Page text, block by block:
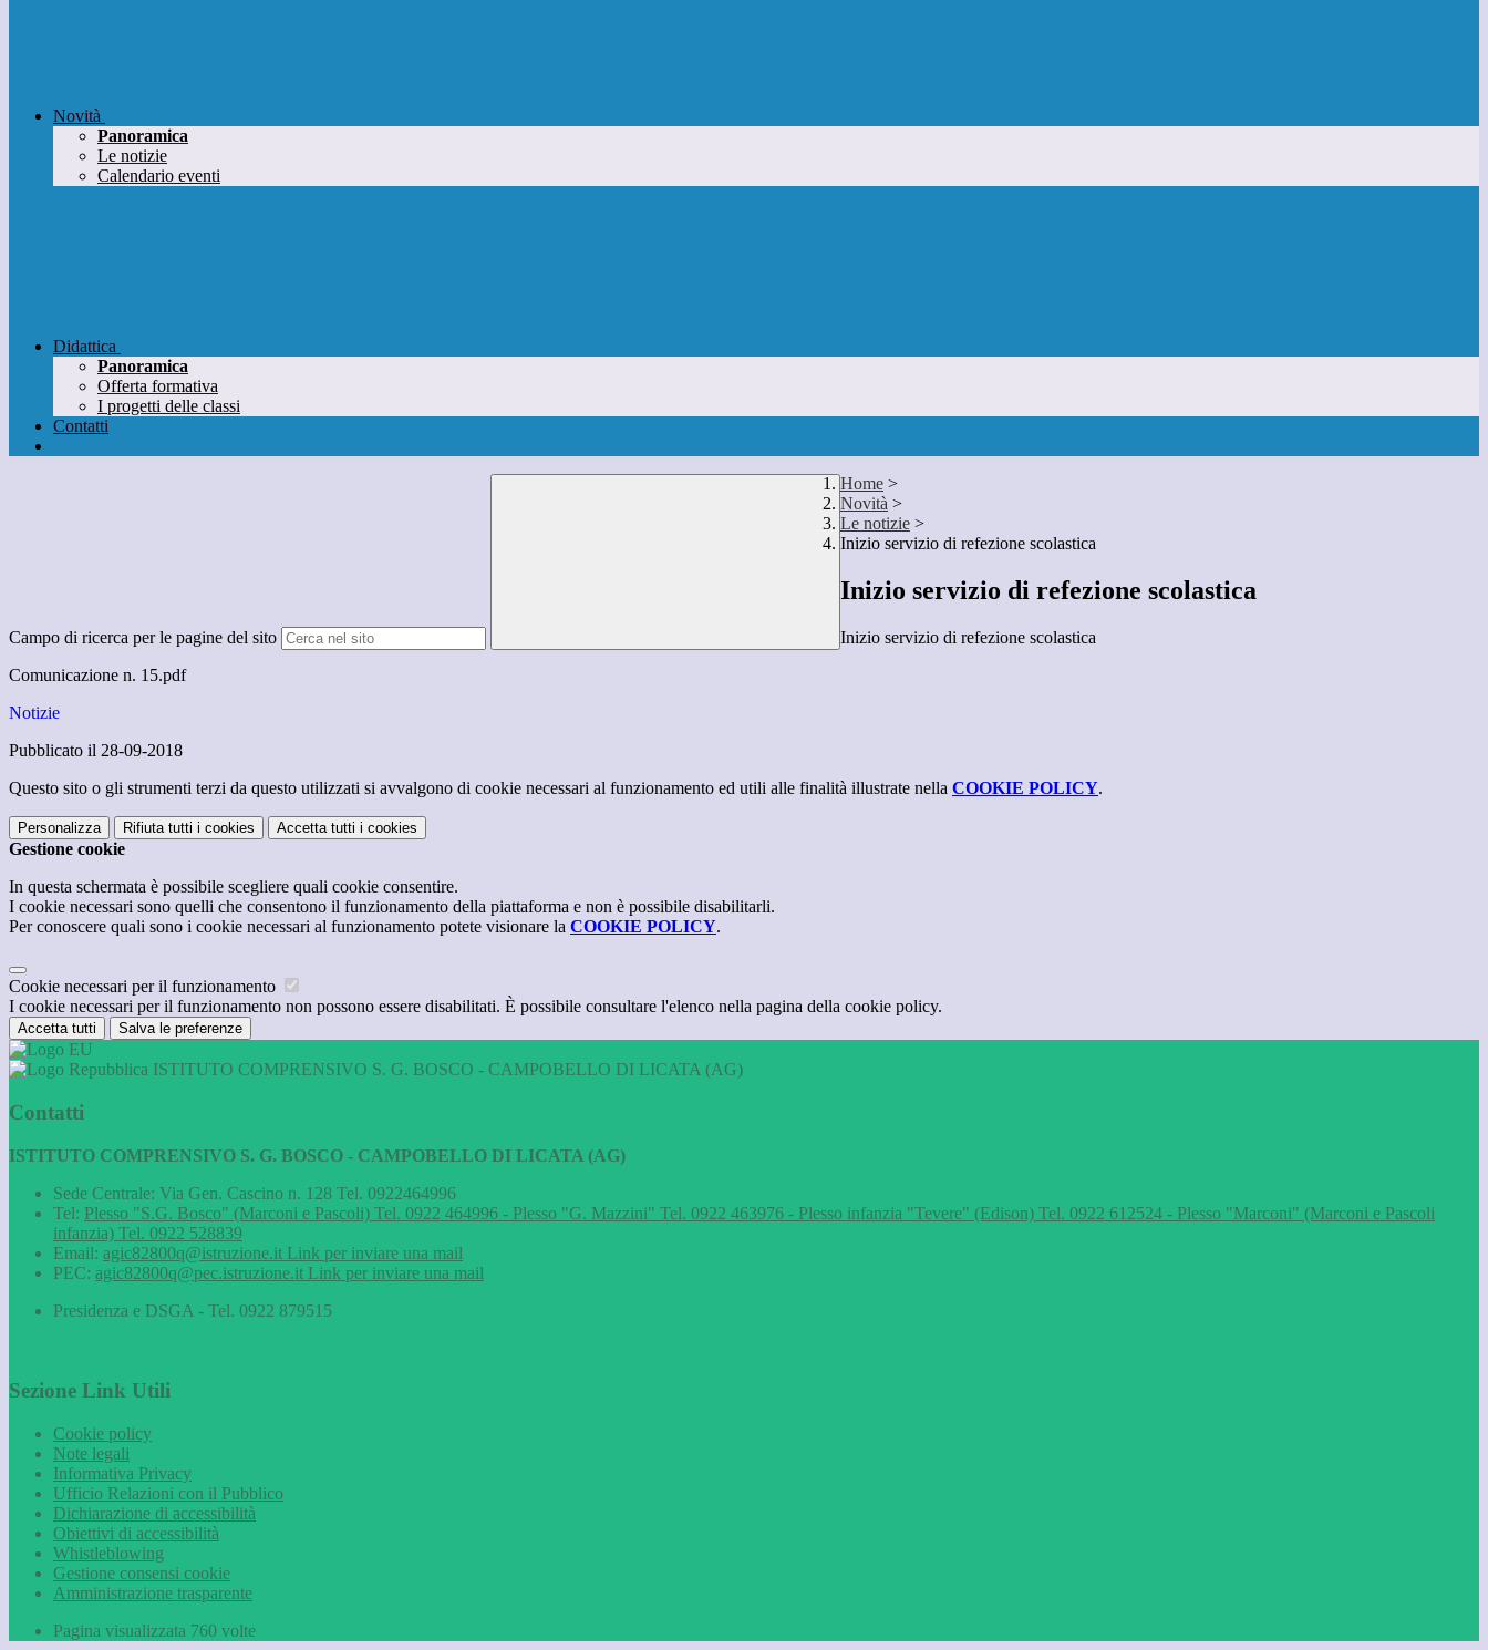
Novità
Panoramica
Le notizie
Calendario eventi
Didattica
Panoramica
Offerta formativa
I progetti delle classi
Contatti
Campo di ricerca per le pagine del sito
Home >
Novità >
Le notizie >
Inizio servizio di refezione scolastica
Inizio servizio di refezione scolastica
Inizio servizio di refezione scolastica
Comunicazione n. 15.pdf
Notizie
Pubblicato il 28-09-2018
Questo sito o gli strumenti terzi da questo utilizzati si avvalgono di cookie necessari al funzionamento ed utili alle finalità illustrate nella COOKIE POLICY.
Personalizza Rifiuta tutti i cookies Accetta tutti i cookies
Gestione cookie
In questa schermata è possibile scegliere quali cookie consentire.
I cookie necessari sono quelli che consentono il funzionamento della piattaforma e non è possibile disabilitarli.
Per conoscere quali sono i cookie necessari al funzionamento potete visionare la COOKIE POLICY.
Cookie necessari per il funzionamento
I cookie necessari per il funzionamento non possono essere disabilitati. È possibile consultare l'elenco nella pagina della cookie policy.
Accetta tutti Salva le preferenze
ISTITUTO COMPRENSIVO S. G. BOSCO - CAMPOBELLO DI LICATA (AG)
Contatti
ISTITUTO COMPRENSIVO S. G. BOSCO - CAMPOBELLO DI LICATA (AG)
Sede Centrale: Via Gen. Cascino n. 128 Tel. 0922464996
Tel: Plesso "S.G. Bosco" (Marconi e Pascoli) Tel. 0922 464996 - Plesso "G. Mazzini" Tel. 0922 463976 - Plesso infanzia "Tevere" (Edison) Tel. 0922 612524 - Plesso "Marconi" (Marconi e Pascoli
infanzia) Tel. 0922 528839
Email: agic82800q@istruzione.it Link per inviare una mail
PEC: agic82800q@pec.istruzione.it Link per inviare una mail
Presidenza e DSGA - Tel. 0922 879515
Sezione Link Utili
Cookie policy
Note legali
Informativa Privacy
Ufficio Relazioni con il Pubblico
Dichiarazione di accessibilità
Obiettivi di accessibilità
Whistleblowing
Gestione consensi cookie
Amministrazione trasparente
Pagina visualizzata 760 volte